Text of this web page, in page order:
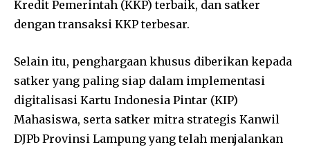
Kredit Pemerintah (KKP) terbaik, dan satker
dengan transaksi KKP terbesar.
Selain itu, penghargaan khusus diberikan kepada
satker yang paling siap dalam implementasi
digitalisasi Kartu Indonesia Pintar (KIP)
Mahasiswa, serta satker mitra strategis Kanwil
DJPb Provinsi Lampung yang telah menjalankan